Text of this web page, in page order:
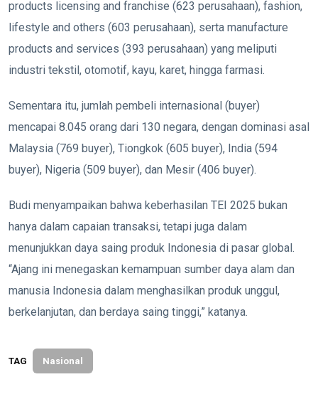
products licensing and franchise (623 perusahaan), fashion,
lifestyle and others (603 perusahaan), serta manufacture
products and services (393 perusahaan) yang meliputi
industri tekstil, otomotif, kayu, karet, hingga farmasi.
Sementara itu, jumlah pembeli internasional (buyer)
mencapai 8.045 orang dari 130 negara, dengan dominasi asal
Malaysia (769 buyer), Tiongkok (605 buyer), India (594
buyer), Nigeria (509 buyer), dan Mesir (406 buyer).
Budi menyampaikan bahwa keberhasilan TEI 2025 bukan
hanya dalam capaian transaksi, tetapi juga dalam
menunjukkan daya saing produk Indonesia di pasar global.
“Ajang ini menegaskan kemampuan sumber daya alam dan
manusia Indonesia dalam menghasilkan produk unggul,
berkelanjutan, dan berdaya saing tinggi,” katanya.
TAG Nasional